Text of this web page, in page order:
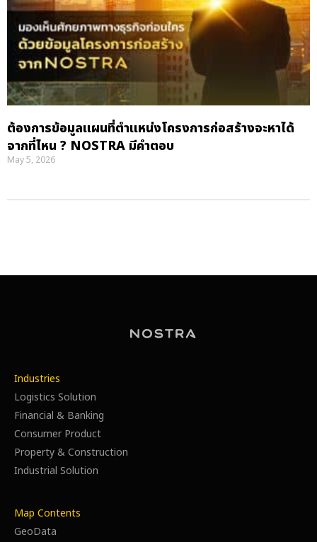
ต้องการข้อมูลแผนที่ตำแหน่งโครงการก่อสร้างจะหาได้
จากที่ไหน ? NOSTRA มีคำตอบ
May 5, 2026
Industries
Logistics Solution
Financial & Banking
Consumer Product
Property & Construction
Industrial Solution
Map Contents
GeoData